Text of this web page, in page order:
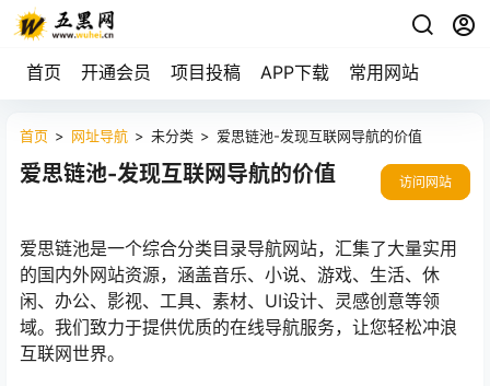
首页 开通会员 项目投稿 APP下载 常用网站
首页 > 网址导航 > 未分类 > 爱思链池-发现互联网导航的价值
爱思链池-发现互联网导航的价值 访问网站
爱思链池是一个综合分类目录导航网站，汇集了大量实用
的国内外网站资源，涵盖音乐、小说、游戏、生活、休
闲、办公、影视、工具、素材、UI设计、灵感创意等领
域。我们致力于提供优质的在线导航服务，让您轻松冲浪
互联网世界。